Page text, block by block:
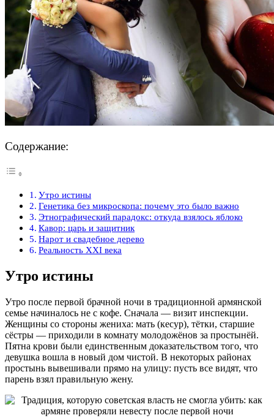
Содержание:
Утро истины
Генетика без микроскопа: почему это было важно
Этнографический парадокс: откуда взялось яблоко
Кавор: царь и защитник
Нарот и свадебное дерево
Реальность XXI века
Утро истины
Утро после первой брачной ночи в традиционной армянской
семье начиналось не с кофе. Сначала — визит инспекции.
Женщины со стороны жениха: мать (кесур), тётки, старшие
сёстры — приходили в комнату молодожёнов за простынёй.
Пятна крови были единственным доказательством того, что
девушка вошла в новый дом чистой. В некоторых районах
простынь вывешивали прямо на улицу: пусть все видят, что
парень взял правильную жену.